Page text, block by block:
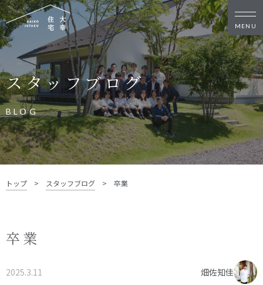
新築・リノベをお考えの方
家づくりの考え方
家づくりの流れ
施工事例
イベント
お客様の声
モデルハウス
リフォーム・リノベーション
土地をお探しの方
スタッフブログ
オーナー様へ
資料請求・お問い合わせ
スタッフブログ
BLOG
トップ > スタッフブログ > 卒業
卒業
2025.3.11 畑佐知佳